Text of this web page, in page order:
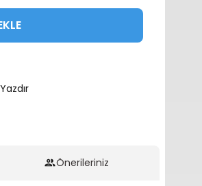
Yazdır
Önerileriniz